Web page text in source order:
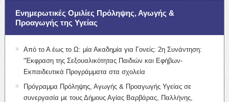
Ενημερωτικές Ομιλίες Πρόληψης, Αγωγής &
Προαγωγής της Υγείας
Από το Α έως το Ω: μία Ακαδημία για Γονείς: 2η Συνάντηση:
“Έκφραση της Σεξουαλικότητας Παιδιών και Εφήβων-
Εκπαιδευτικά Προγράμματα στα σχολεία
Πρόγραμμα Πρόληψης, Αγωγής & Προαγωγής Υγείας σε
συνεργασία με τους Δήμους Αγίας Βαρβάρας, Παλλήνης,